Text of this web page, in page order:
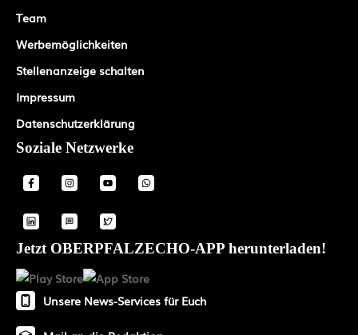
Team
Werbemöglichkeiten
Stellenanzeige schalten
Impressum
Datenschutzerklärung
Soziale Netzwerke
Jetzt OBERPFALZECHO-APP herunterladen!
Unsere News-Services für Euch